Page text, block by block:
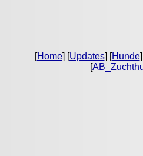
[Home] [Updates] [Hunde
[